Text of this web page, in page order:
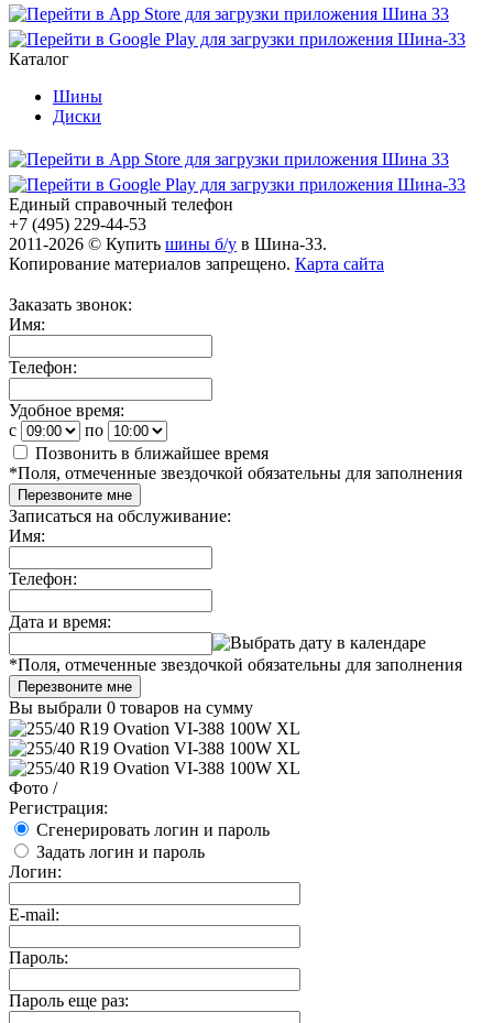
Каталог
Шины
Диски
Единый справочный телефон
+7 (495) 229-44-53
2011-2026 © Купить шины б/у в Шина-33.
Копирование материалов запрещено. Карта сайта
Заказать звонок:
Имя:
Телефон:
Удобное время:
c
по
Позвонить в ближайшее время
*Поля, отмеченные звездочкой обязательны для заполнения
Перезвоните мне
Записаться на обслуживание:
Имя:
Телефон:
Дата и время:
*Поля, отмеченные звездочкой обязательны для заполнения
Перезвоните мне
Вы выбрали 0 товаров на сумму
Фото /
Регистрация:
Сгенерировать логин и пароль
Задать логин и пароль
Логин:
E-mail:
Пароль:
Пароль еще раз: